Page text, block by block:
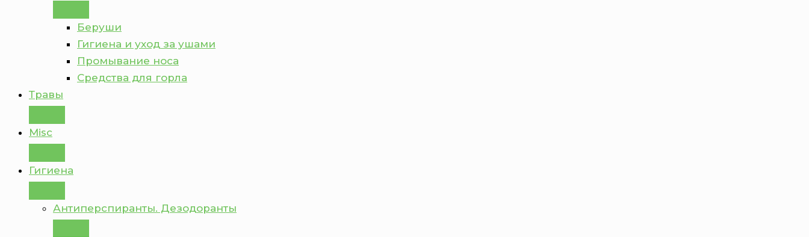
Беруши
Гигиена и уход за ушами
Промывание носа
Средства для горла
Травы
Misc
Гигиена
Антиперспиранты. Дезодоранты